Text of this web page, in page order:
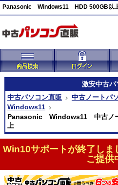
激安中古パ
中古パソコン直販
中古ノートパ
Windows11
Panasonic Windows11 中古ノ
上
Win10サポートが終了しま
ご提供